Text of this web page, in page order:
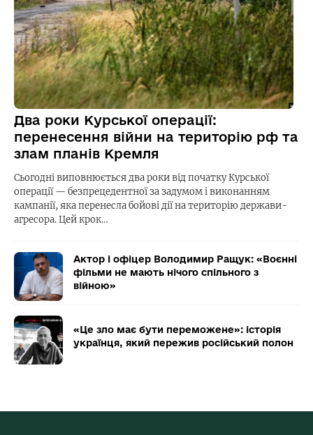
Два роки Курської операції:
перенесення війни на територію рф та
злам планів Кремля
Сьогодні виповнюється два роки від початку Курської
операції — безпрецедентної за задумом і виконанням
кампанії, яка перенесла бойові дії на територію держави-
агресора. Цей крок…
Актор і офіцер Володимир Ращук: «Воєнні
фільми не мають нічого спільного з
війною»
«Це зло має бути переможене»: історія
українця, який пережив російський полон